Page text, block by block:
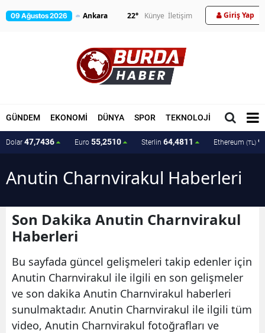
09 Ağustos 2026 22° Künye İletişim Giriş Yap
GÜNDEM EKONOMİ DÜNYA SPOR TEKNOLOJİ MAGAZİN
Dolar 47,7436 Euro 55,2510 Sterlin 64,4811 Ethereum (TL)
Anutin Charnvirakul Haberleri
Son Dakika Anutin Charnvirakul
Haberleri
Bu sayfada güncel gelişmeleri takip edenler için
Anutin Charnvirakul ile ilgili en son gelişmeler
ve son dakika Anutin Charnvirakul haberleri
sunulmaktadır. Anutin Charnvirakul ile ilgili tüm
video, Anutin Charnvirakul fotoğrafları ve